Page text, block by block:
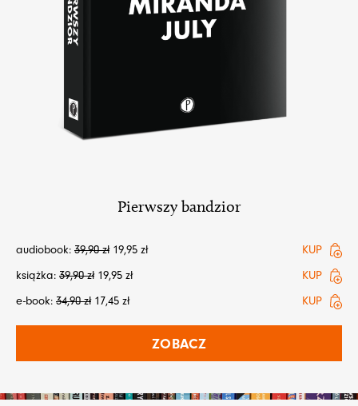
Pierwszy bandzior
audiobook: 39,90zł 19,95 zł
KUP
książka: 39,90zł 19,95 zł
KUP
e-book: 34,90zł 17,45 zł KUP
ZOBACZ